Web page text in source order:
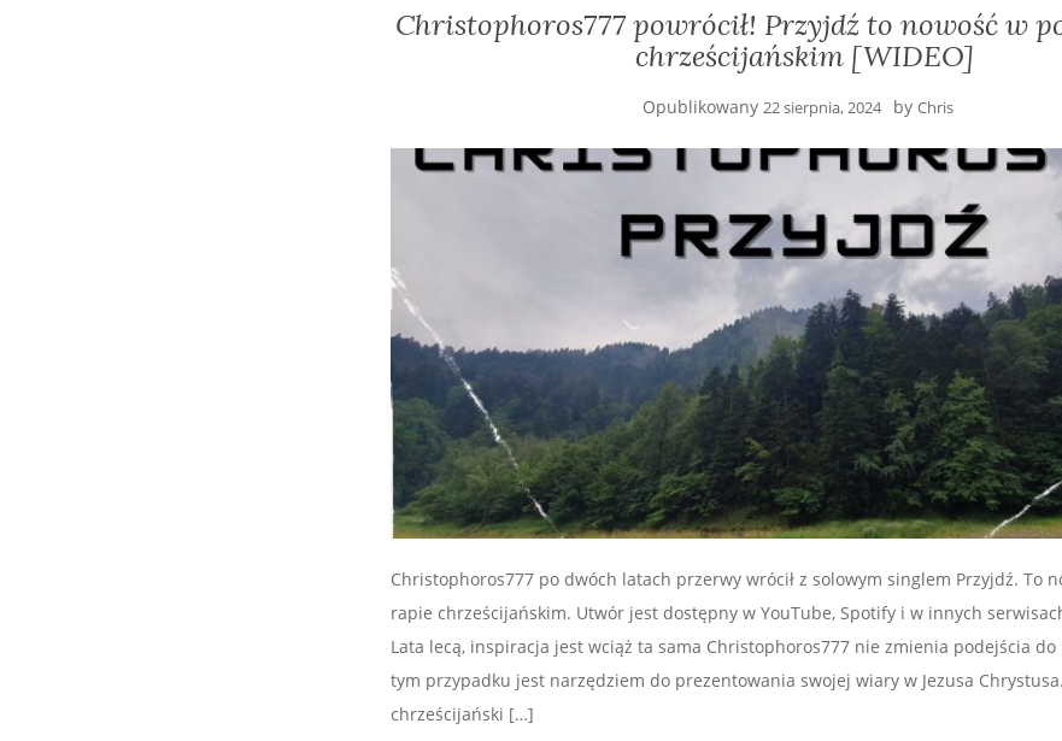
Christophoros777 powrócił! Przyjdź to nowość w
chrześcijańskim [WIDEO]
Opublikowany 22 sierpnia, 2024 by Chris
Christophoros777 po dwóch latach przerwy wrócił z solowym singlem Przyjdź. To
rapie chrześcijańskim. Utwór jest dostępny w YouTube, Spotify i w innych
Lata lecą, inspiracja jest wciąż ta sama Christophoros777 nie zmienia podejścia do
tym przypadku jest narzędziem do prezentowania swojej wiary w Jezusa
chrześcijański […]